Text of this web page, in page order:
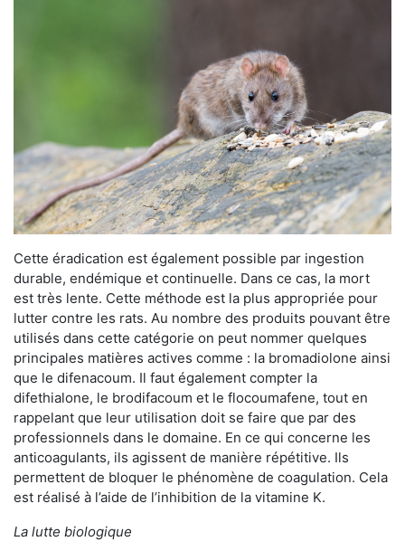
Cette éradication est également possible par ingestion
durable, endémique et continuelle. Dans ce cas, la mort
est très lente. Cette méthode est la plus appropriée pour
lutter contre les rats. Au nombre des produits pouvant être
utilisés dans cette catégorie on peut nommer quelques
principales matières actives comme : la bromadiolone ainsi
que le difenacoum. Il faut également compter la
difethialone, le brodifacoum et le flocoumafene, tout en
rappelant que leur utilisation doit se faire que par des
professionnels dans le domaine. En ce qui concerne les
anticoagulants, ils agissent de manière répétitive. Ils
permettent de bloquer le phénomène de coagulation. Cela
est réalisé à l’aide de l’inhibition de la vitamine K.
La lutte biologique